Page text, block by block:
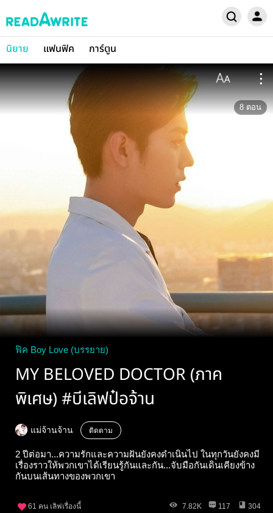
นิยาย แฟนฟิค การ์ตูน
8 ตอน
ฟิค Boy Love (บรรยาย)
MY BELOVED DOCTOR (ภาค
พิเศษ) #บีเลิฟป๋อจ้าน
แม่จ้านจ้าน ติดตาม
2 ปีต่อมา...ความรักและความฝันยังคงดำเนินไป ในทุกวันยังคงมี
เรื่องราวให้พวกเขาได้เรียนรู้กันและกัน...จับมือกันเดินเคียงข้าง
กันบนเส้นทางของพวกเขา
61 คน เลิฟเรื่องนี้ 7.82K 117 304